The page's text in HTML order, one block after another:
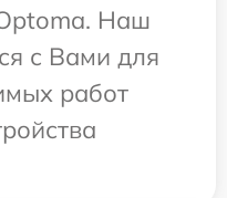
Наш
с Вами для
работ